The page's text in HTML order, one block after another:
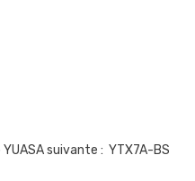
suivante : YTX7A-BS